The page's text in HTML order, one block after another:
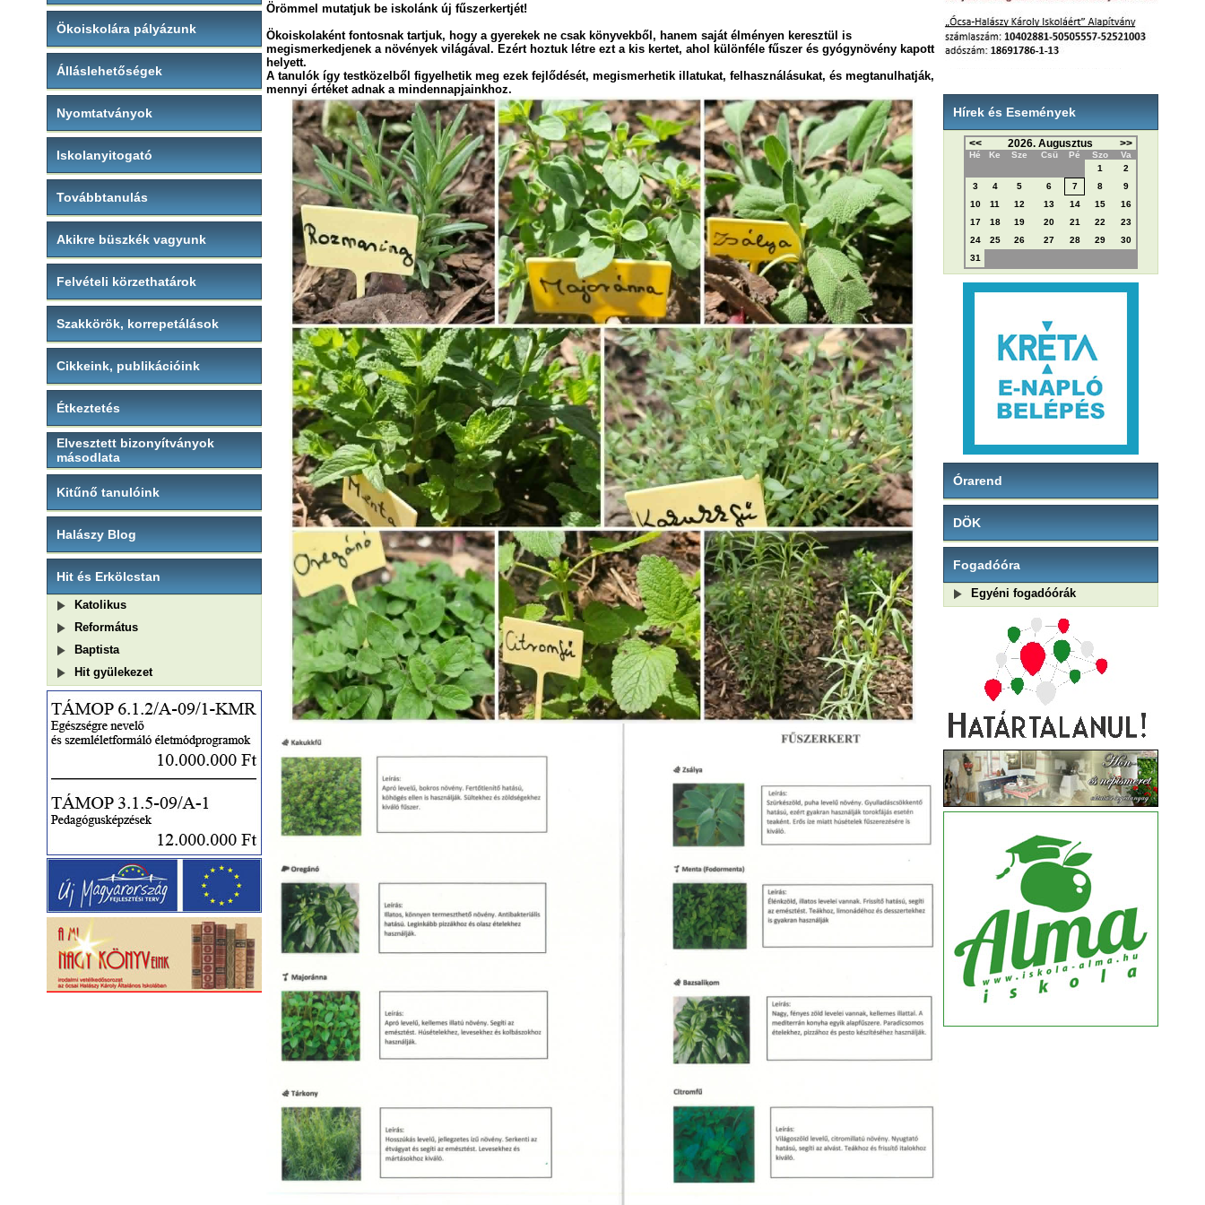
Ökoiskolára pályázunk
Álláslehetőségek
Nyomtatványok
Iskolanyitogató
Továbbtanulás
Akikre büszkék vagyunk
Felvételi körzethatárok
Szakkörök, korrepetálások
Cikkeink, publikációink
Étkeztetés
Elvesztett bizonyítványok
másodlata
Kitűnő tanulóink
Halászy Blog
Hit és Erkölcstan
Katolikus
Református
Baptista
Hit gyülekezet
Örömmel mutatjuk be iskolánk új fűszerkertjét!
Ökoiskolaként fontosnak tartjuk, hogy a gyerekek ne csak könyvekből, hanem saját élményen keresztül is
megismerkedjenek a növények világával. Ezért hoztuk létre ezt a kis kertet, ahol különféle fűszer és gyógynövény kapott
helyett.
A tanulók így testközelből figyelhetik meg ezek fejlődését, megismerhetik illatukat, felhasználásukat, és megtanulhatják,
mennyi értéket adnak a mindennapjainkhoz.
Hírek és Események
<< 2026. Augusztus >>
Hé Ke Sze Csü Pé Szo
Va
1
2
3
4 5 6 7 8
9
10
11 12 13 14 15
16
17
18 19 20 21 22
23
24
25 26 27 28 29
30
31
Órarend
DÖK
Fogadóóra
Egyéni fogadóórák